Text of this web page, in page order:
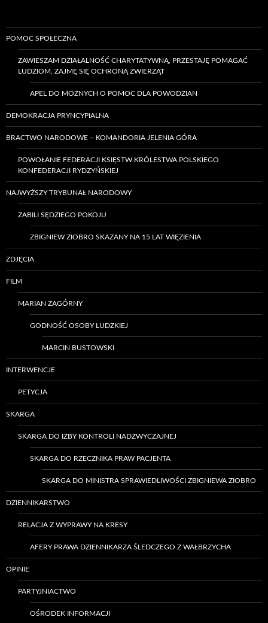
POMOC SPOŁECZNA
ZAWIESZAM DZIAŁALNOŚĆ CHARYTATYWNĄ, PRZESTAJĘ POMAGAĆ
LUDZIOM, ZAJMĘ SIĘ OCHRONĄ ZWIERZĄT
APEL DO MOŻNYCH O POMOC DLA POWODZIAN
DEMOKRACJA PRYNCYPIALNA
BRACTWO NARODOWE – KOMANDORIA JELENIA GÓRA
POWOŁANIE FEDERACJI KSIĘSTW KRÓLESTWA POLSKIEGO
KONFEDERACJI RYDZYŃSKIEJ
NAJWYŻSZY TRYBUNAŁ NARODOWY
ZABILI SĘDZIEGO POKOJU
ZBIGNIEW ZIOBRO SKAZANY NA 15 LAT WIĘZIENIA
ZDJĘCIA
FILM
MARIAN ZAGÓRNY
GODNOŚĆ OSOBY LUDZKIEJ
MARCIN BUSTOWSKI
INTERWENCJE
PETYCJA
SKARGA
SKARGA DO IZBY KONTROLI NADZWYCZAJNEJ
SKARGA DO RZECZNIKA PRAW PACJENTA
SKARGA DO MINISTRA SPRAWIEDLIWOŚCI ZBIGNIEWA ZIOBRO
DZIENNIKARSTWO
RELACJA Z WYPRAWY NA KRESY
AFERY PRAWA DZIENNIKARZA ŚLEDCZEGO Z WAŁBRZYCHA
OPINIE
PARTYJNIACTWO
OŚRODEK INFORMACJI